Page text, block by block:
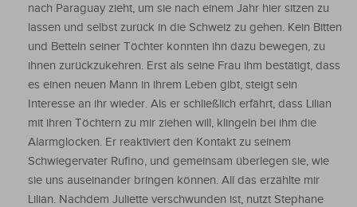
nach Paraguay zieht, um sie nach einem Jahr hier sitzen zu
lassen und selbst zurück in die Schweiz zu gehen. Kein Bitten
und Betteln seiner Töchter konnten ihn dazu bewegen, zu
ihnen zurückzukehren. Erst als seine Frau ihm bestätigt, dass
es einen neuen Mann in ihrem Leben gibt, steigt sein
Interesse an ihr wieder. Als er schließlich erfährt, dass Lilian
mit ihren Töchtern zu mir ziehen will, klingeln bei ihm die
Alarmglocken. Er reaktiviert den Kontakt zu seinem
Schwiegervater Rufino, und gemeinsam überlegen sie, wie
sie uns auseinander bringen können. All das erzählte mir
Lilian. Nachdem Juliette verschwunden ist, nutzt Stephane